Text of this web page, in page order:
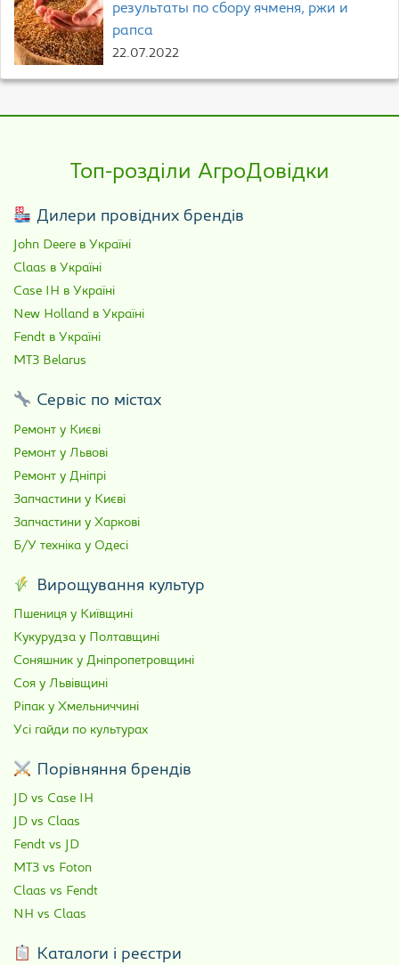
результаты по сбору ячменя, ржи и
рапса
22.07.2022
Топ-розділи АгроДовідки
Дилери провідних брендів
John Deere в Україні
Claas в Україні
Case IH в Україні
New Holland в Україні
Fendt в Україні
МТЗ Belarus
Сервіс по містах
Ремонт у Києві
Ремонт у Львові
Ремонт у Дніпрі
Запчастини у Києві
Запчастини у Харкові
Б/У техніка у Одесі
Вирощування культур
Пшениця у Київщині
Кукурудза у Полтавщині
Соняшник у Дніпропетровщині
Соя у Львівщині
Ріпак у Хмельниччині
Усі гайди по культурах
Порівняння брендів
JD vs Case IH
JD vs Claas
Fendt vs JD
МТЗ vs Foton
Claas vs Fendt
NH vs Claas
Каталоги і реєстри